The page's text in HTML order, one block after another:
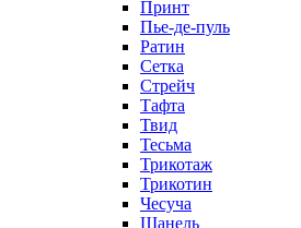
Принт
Пье-де-пуль
Ратин
Сетка
Стрейч
Тафта
Твид
Тесьма
Трикотаж
Трикотин
Чесуча
Шанель